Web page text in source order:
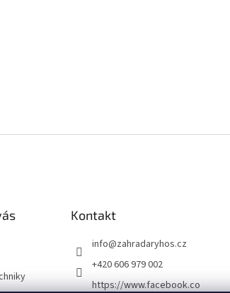
Kontakt
info@zahradaryhos.cz
+420 606 979 002
https://www.facebook.co